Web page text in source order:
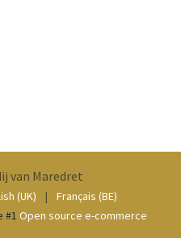
van Maredret
(UK) |
Français (BE)
#1Open source e-commerce